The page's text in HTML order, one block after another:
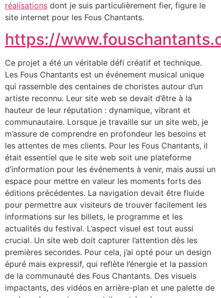
réalisations dont je suis particulièrement fier, figure le
site internet pour les Fous Chantants.
https://
Ce projet a été un véritable défi créatif et technique.
Les Fous Chantants est un événement musical unique
qui rassemble des centaines de choristes autour d’un
artiste reconnu. Leur site web se devait d’être à la
hauteur de leur réputation : dynamique, vibrant et
communautaire. Lorsque je travaille sur un site web, je
m’assure de comprendre en profondeur les besoins et
les attentes de mes clients. Pour les Fous Chantants, il
était essentiel que le site web soit une plateforme
d’information pour les événements à venir, mais aussi un
espace pour mettre en valeur les moments forts des
éditions précédentes. La navigation devait être fluide
pour permettre aux visiteurs de trouver facilement les
informations sur les billets, le programme et les
actualités du festival. L’aspect visuel est tout aussi
crucial. Un site web doit capturer l’attention dès les
premières secondes. Pour cela, j’ai opté pour un design
épuré mais expressif, qui reflète l’énergie et la passion
de la communauté des Fous Chantants. Des visuels
impactants, des vidéos en arrière-plan et une palette de